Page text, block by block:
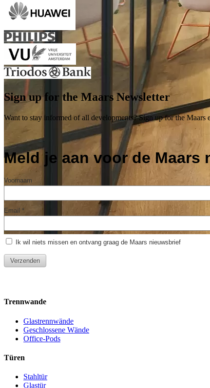
Sign up for the Maars Newsletter
Want to stay informed of all developments? Sign up for the Maars
Trennwande
Glastrennwände
Geschlossene Wände
Office-Pods
Türen
Stahltür
Glastür